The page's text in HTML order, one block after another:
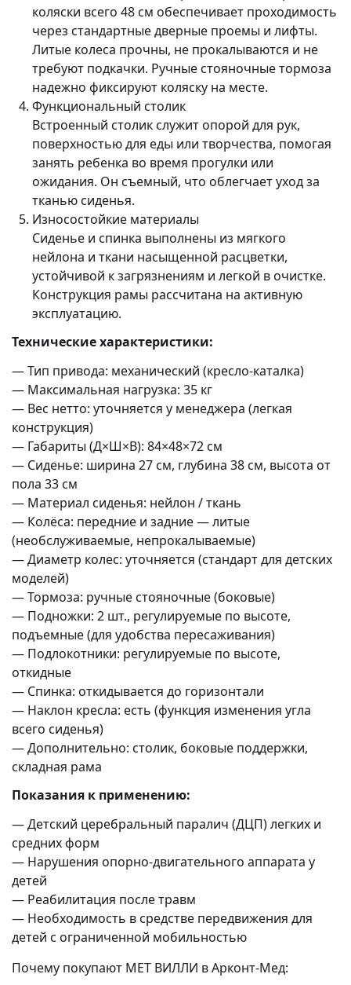
коляски всего 48 см обеспечивает проходимость
через стандартные дверные проемы и лифты.
Литые колеса прочны, не прокалываются и не
требуют подкачки. Ручные стояночные тормоза
надежно фиксируют коляску на месте.
Функциональный столик
Встроенный столик служит опорой для рук,
поверхностью для еды или творчества, помогая
занять ребенка во время прогулки или
ожидания. Он съемный, что облегчает уход за
тканью сиденья.
Износостойкие материалы
Сиденье и спинка выполнены из мягкого
нейлона и ткани насыщенной расцветки,
устойчивой к загрязнениям и легкой в очистке.
Конструкция рамы рассчитана на активную
эксплуатацию.
Технические характеристики:
— Тип привода: механический (кресло-каталка)
— Максимальная нагрузка: 35 кг
— Вес нетто: уточняется у менеджера (легкая
конструкция)
— Габариты (Д×Ш×В): 84×48×72 см
— Сиденье: ширина 27 см, глубина 38 см, высота от
пола 33 см
— Материал сиденья: нейлон / ткань
— Колёса: передние и задние — литые
(необслуживаемые, непрокалываемые)
— Диаметр колес: уточняется (стандарт для детских
моделей)
— Тормоза: ручные стояночные (боковые)
— Подножки: 2 шт., регулируемые по высоте,
подъемные (для удобства пересаживания)
— Подлокотники: регулируемые по высоте,
откидные
— Спинка: откидывается до горизонтали
— Наклон кресла: есть (функция изменения угла
всего сиденья)
— Дополнительно: столик, боковые поддержки,
складная рама
Показания к применению:
— Детский церебральный паралич (ДЦП) легких и
средних форм
— Нарушения опорно-двигательного аппарата у
детей
— Реабилитация после травм
— Необходимость в средстве передвижения для
детей с ограниченной мобильностью
Почему покупают MET ВИЛЛИ в Арконт-Мед: